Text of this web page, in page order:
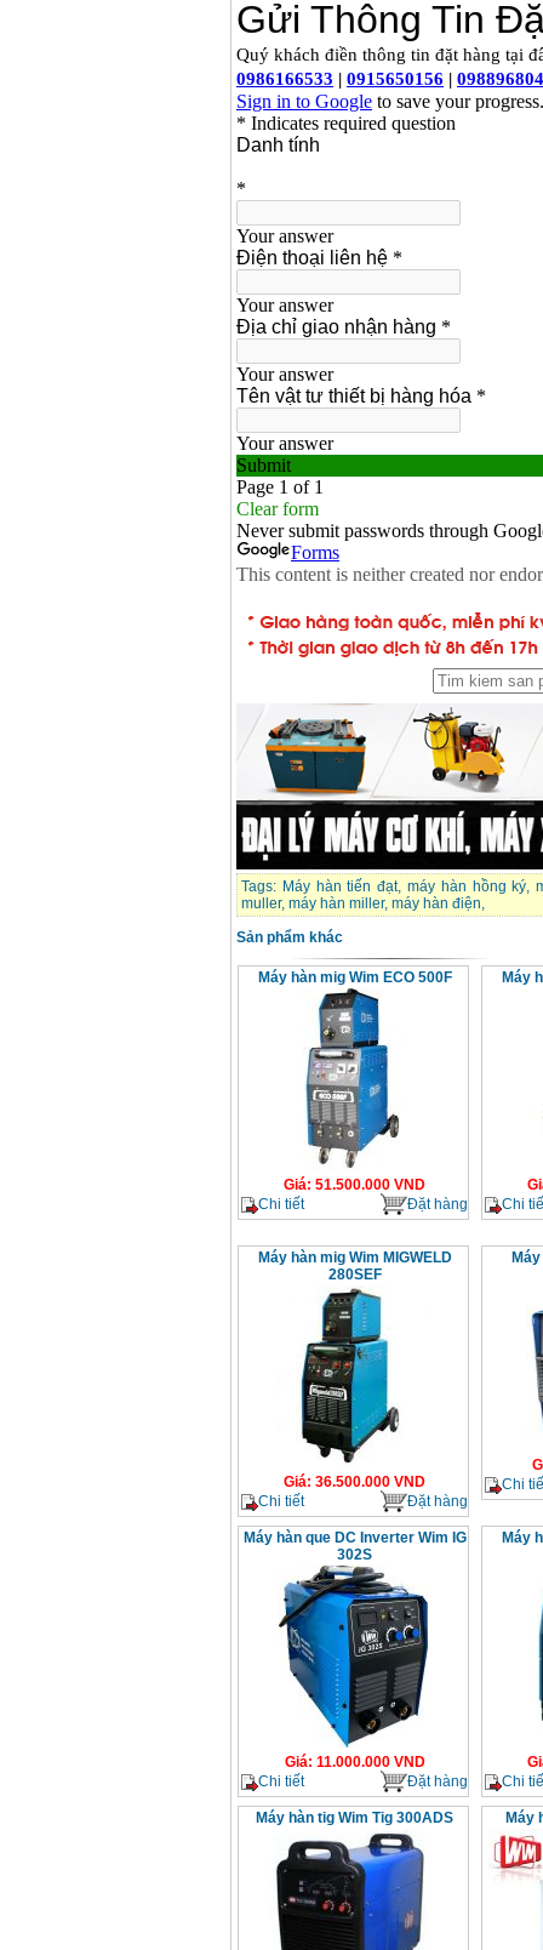
Tags: Máy hàn tiến đạt,máy hàn hồng ký,
muller, máy hàn miller, máy hàn điện,
Sản phẩm khác
Máy hàn mig Wim ECO 500F
Giá: 51.500.000 VND
Chi tiết
Đặt hàng
Máy
Chi
Máy hàn mig Wim MIGWELD
280SEF
Giá: 36.500.000 VND
Chi tiết
Đặt hàng
Chi
Máy hàn que DC Inverter Wim IG
302S
Giá: 11.000.000VND
Chi tiết
Đặt hàng
Máy
Chi
Máy hàn tig Wim Tig 300ADS Máy